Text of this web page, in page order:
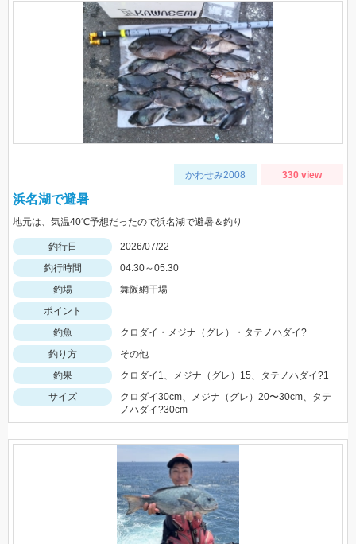
かわせみ2008 330 view
浜名湖で避暑
地元は、気温40℃予想だったので浜名湖で避暑＆釣り
釣行日
2026/07/22
釣行時間
04:30～05:30
釣場
舞阪網干場
ポイント
釣魚
クロダイ・メジナ（グレ）・タテノハダイ?
釣り方
その他
釣果
クロダイ1、メジナ（グレ）15、タテノハダイ?1
サイズ
クロダイ30cm、メジナ（グレ）20〜30cm、タテ
ノハダイ?30cm